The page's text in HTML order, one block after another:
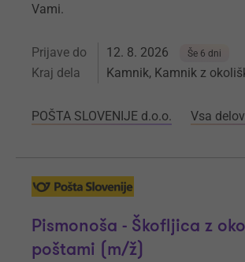
Vami.
Prijave do 12. 8. 2026 Še 6 dni
Kraj dela Kamnik, Kamnik z
POŠTA SLOVENIJE d.o.o. Vsa
Pismonoša - Škofljica z
poštami (m/ž)